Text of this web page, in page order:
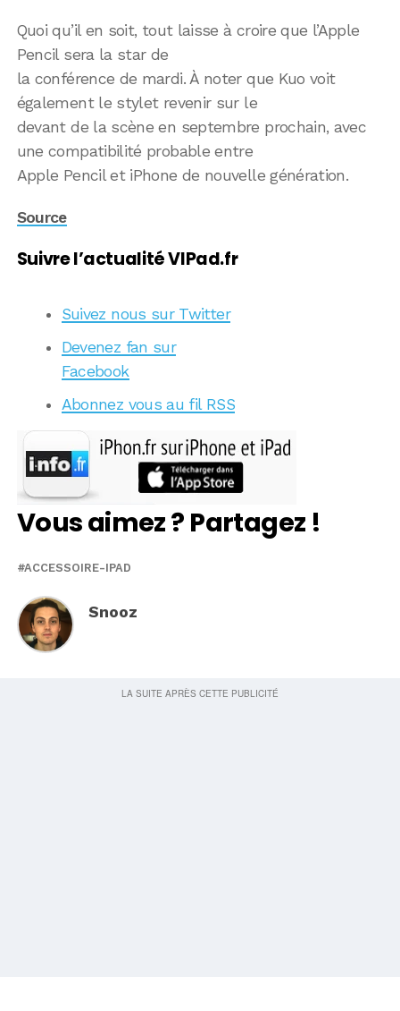
Quoi qu’il en soit, tout laisse à croire que l’Apple
Pencil sera la star de
la conférence de mardi. À noter que Kuo voit
également le stylet revenir sur le
devant de la scène en septembre prochain, avec
une compatibilité probable entre
Apple Pencil et iPhone de nouvelle génération.
Source
Suivre l’actualité VIPad.fr
Suivez nous sur Twitter
Devenez fan sur
Facebook
Abonnez vous au fil RSS
Vous aimez ? Partagez !
ACCESSOIRE-IPAD
Snooz